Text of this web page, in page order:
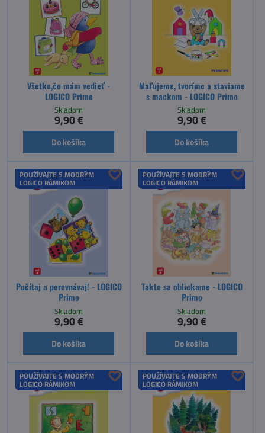
Všetko,čo mám vedieť -
LOGICO Primo
Skladom
9,90 €
Do košíka
Maľujeme, tvoríme a staviame
s mackom - LOGICO Primo
Skladom
9,90 €
Do košíka
POUŽÍVAJTE S MODRÝM
LOGICO RÁMIKOM
Počítaj a porovnávaj! - LOGICO
Primo
Skladom
9,90 €
Do košíka
POUŽÍVAJTE S MODRÝM
LOGICO RÁMIKOM
Takto sa obliekame - LOGICO
Primo
Skladom
9,90 €
Do košíka
POUŽÍVAJTE S MODRÝM
LOGICO RÁMIKOM
POUŽÍVAJTE S MODRÝM
LOGICO RÁMIKOM